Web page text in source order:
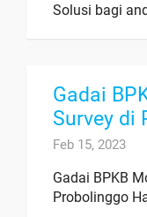
Solusi bagi
Gadai
Survey di
Feb 15, 2023
Gadai BPKB
Probolinggo